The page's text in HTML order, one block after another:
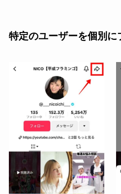
特定のユーザーを個別に